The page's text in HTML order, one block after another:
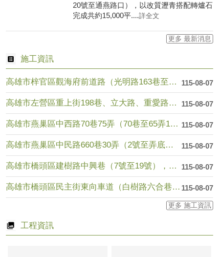
20號至通燕路口），以改質瀝青搭配轉爐石
完成共約15,000平....詳全文
更多 最新消息
施工資訊
115-08-07
高雄市梓官區觀海府前道路（光明路163巷至光明路109巷），....
115-08-07
高雄市左營區重上街198巷、立大路、重愛路（華夏路至文學路）....
115-08-07
高雄市燕巢區中西路70巷75弄（70巷至65弄10號），於1....
115-08-07
高雄市燕巢區中民路660巷30弄（2號至弄底），於115年8....
115-08-07
高雄市橋頭區建樹路中興巷（7號至19號），於115年8月11....
115-08-07
高雄市橋頭區民主街東向車道（白樹路六合巷至樹德路208巷），....
更多 施工資訊
工程資訊